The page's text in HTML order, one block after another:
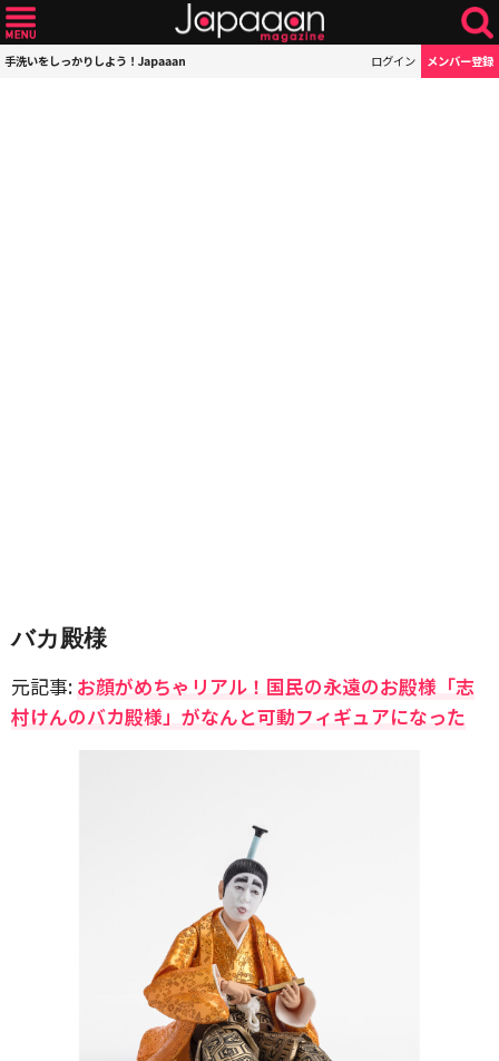
手洗いをしっかりしよう！Japaaan ログイン メンバー登録
バカ殿様
元記事: お顔がめちゃリアル！国民の永遠のお殿様「志
村けんのバカ殿様」がなんと可動フィギュアになった